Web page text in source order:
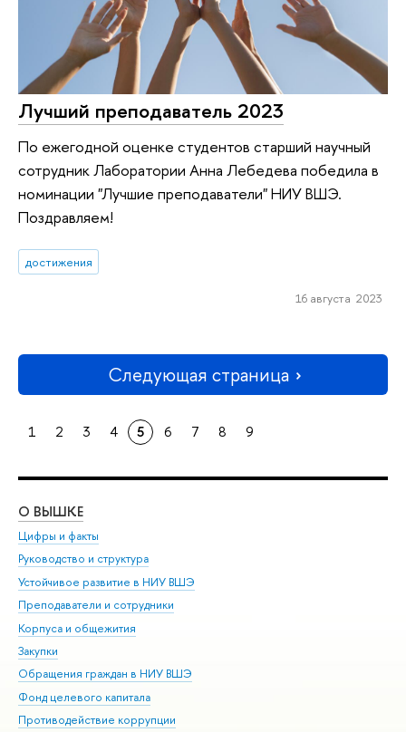
Лучший преподаватель 2023
По ежегодной оценке студентов старший научный
сотрудник Лаборатории Анна Лебедева победила в
номинации "Лучшие преподаватели" НИУ ВШЭ.
Поздравляем!
достижения
16 августа 2023
Следующая страница
1 2 3 4 5 6 7 8 9
О ВЫШКЕ
Цифры и факты
Руководство и структура
Устойчивое развитие в НИУ ВШЭ
Преподаватели и сотрудники
Корпуса и общежития
Закупки
Обращения граждан в НИУ ВШЭ
Фонд целевого капитала
Противодействие коррупции